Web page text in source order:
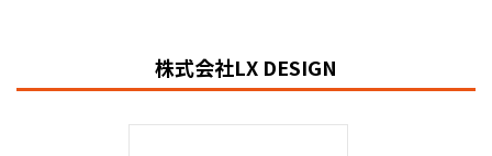
株式会社LX DESIGN